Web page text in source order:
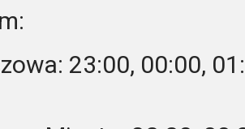
23:00, 00:00,